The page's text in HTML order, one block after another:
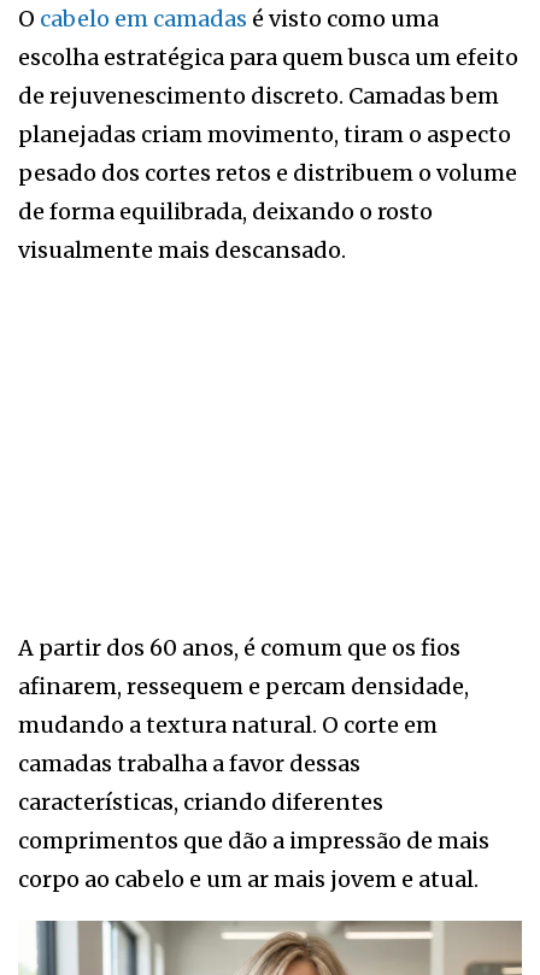
O cabelo em camadas é visto como uma
escolha estratégica para quem busca um efeito
de rejuvenescimento discreto. Camadas bem
planejadas criam movimento, tiram o aspecto
pesado dos cortes retos e distribuem o volume
de forma equilibrada, deixando o rosto
visualmente mais descansado.
A partir dos 60 anos, é comum que os fios
afinarem, ressequem e percam densidade,
mudando a textura natural. O corte em
camadas trabalha a favor dessas
características, criando diferentes
comprimentos que dão a impressão de mais
corpo ao cabelo e um ar mais jovem e atual.